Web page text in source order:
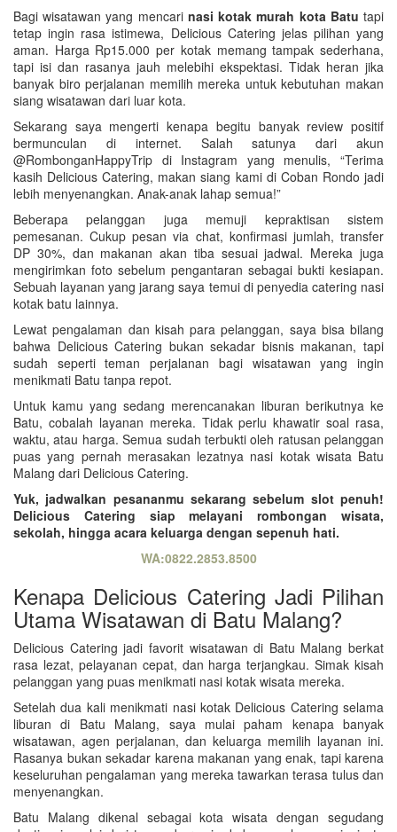
Bagi wisatawan yang mencari nasi kotak murah kota Batu tapi
tetap ingin rasa istimewa, Delicious Catering jelas pilihan yang
aman. Harga Rp15.000 per kotak memang tampak sederhana,
tapi isi dan rasanya jauh melebihi ekspektasi. Tidak heran jika
banyak biro perjalanan memilih mereka untuk kebutuhan makan
siang wisatawan dari luar kota.
Sekarang saya mengerti kenapa begitu banyak review positif
bermunculan di internet. Salah satunya dari akun
@RombonganHappyTrip di Instagram yang menulis, “Terima
kasih Delicious Catering, makan siang kami di Coban Rondo jadi
lebih menyenangkan. Anak-anak lahap semua!”
Beberapa pelanggan juga memuji kepraktisan sistem
pemesanan. Cukup pesan via chat, konfirmasi jumlah, transfer
DP 30%, dan makanan akan tiba sesuai jadwal. Mereka juga
mengirimkan foto sebelum pengantaran sebagai bukti kesiapan.
Sebuah layanan yang jarang saya temui di penyedia catering nasi
kotak batu lainnya.
Lewat pengalaman dan kisah para pelanggan, saya bisa bilang
bahwa Delicious Catering bukan sekadar bisnis makanan, tapi
sudah seperti teman perjalanan bagi wisatawan yang ingin
menikmati Batu tanpa repot.
Untuk kamu yang sedang merencanakan liburan berikutnya ke
Batu, cobalah layanan mereka. Tidak perlu khawatir soal rasa,
waktu, atau harga. Semua sudah terbukti oleh ratusan pelanggan
puas yang pernah merasakan lezatnya nasi kotak wisata Batu
Malang dari Delicious Catering.
Yuk, jadwalkan pesananmu sekarang sebelum slot penuh!
Delicious Catering siap melayani rombongan wisata,
sekolah, hingga acara keluarga dengan sepenuh hati.
WA:0822.2853.8500
Kenapa Delicious Catering Jadi Pilihan
Utama Wisatawan di Batu Malang?
Delicious Catering jadi favorit wisatawan di Batu Malang berkat
rasa lezat, pelayanan cepat, dan harga terjangkau. Simak kisah
pelanggan yang puas menikmati nasi kotak wisata mereka.
Setelah dua kali menikmati nasi kotak Delicious Catering selama
liburan di Batu Malang, saya mulai paham kenapa banyak
wisatawan, agen perjalanan, dan keluarga memilih layanan ini.
Rasanya bukan sekadar karena makanan yang enak, tapi karena
keseluruhan pengalaman yang mereka tawarkan terasa tulus dan
menyenangkan.
Batu Malang dikenal sebagai kota wisata dengan segudang